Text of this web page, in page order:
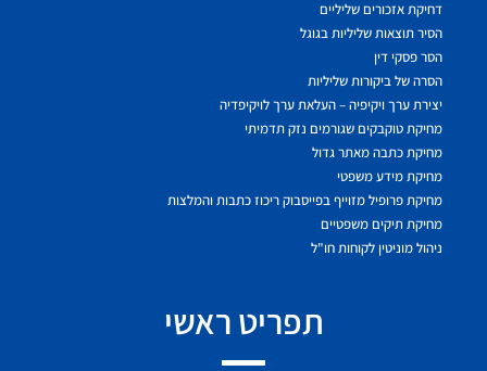
דחיקת אזכורים שליליים
הסיר תוצאות שליליות בגוגל
הסר פסקי דין
הסרה של ביקורות שליליות
יצירת ערך ויקיפיה – העלאת ערך לויקיפדיה
מחיקת טוקבקים שגורמים נזק תדמיתי
מחיקת כתבה מאתר גדול
מחיקת מידע משפטי
מחיקת פרופיל מזוייף בפייסבוק ריכוז כתבות והמלצות
מחיקת תיקים משפטיים
ניהול מוניטין לקוחות חו"ל
תפריט ראשי